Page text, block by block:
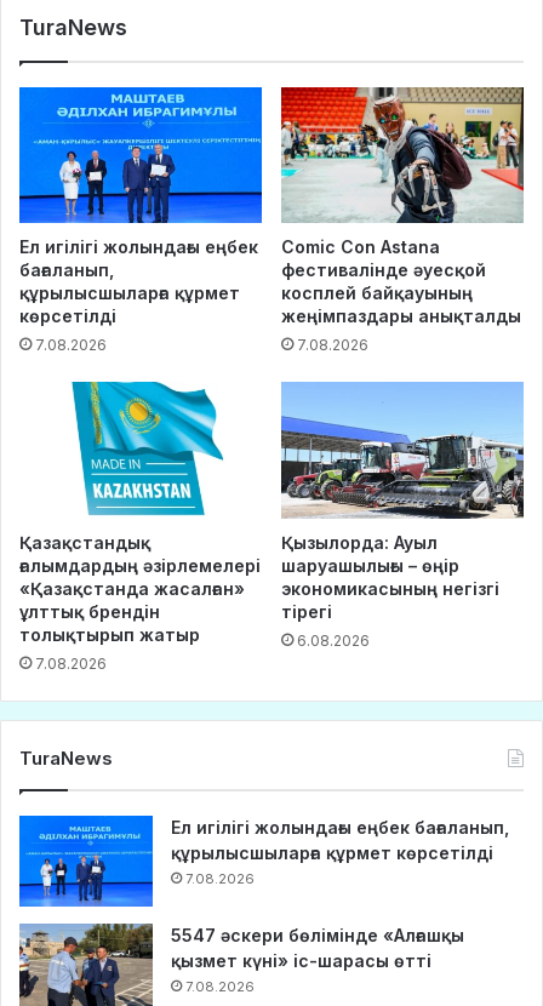
TuraNews
Ел игілігі жолындағы еңбек
бағаланып,
құрылысшыларға құрмет
көрсетілді
7.08.2026
Comic Con Astana
фестивалінде әуесқой
косплей байқауының
жеңімпаздары анықталды
7.08.2026
Қазақстандық
ғалымдардың әзірлемелері
«Қазақстанда жасалған»
ұлттық брендін
толықтырып жатыр
7.08.2026
Қызылорда: Ауыл
шаруашылығы – өңір
экономикасының негізгі
тірегі
6.08.2026
TuraNews
Ел игілігі жолындағы еңбек бағаланып,
құрылысшыларға құрмет көрсетілді
7.08.2026
5547 әскери бөлімінде «Алғашқы
қызмет күні» іс-шарасы өтті
7.08.2026